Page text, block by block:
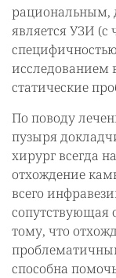
рациональным,
является УЗИ (с
исследованием
статические
По поводу
пузыря
хирург всегда
отхождение
всего
сопутствующая
тому, что
способна